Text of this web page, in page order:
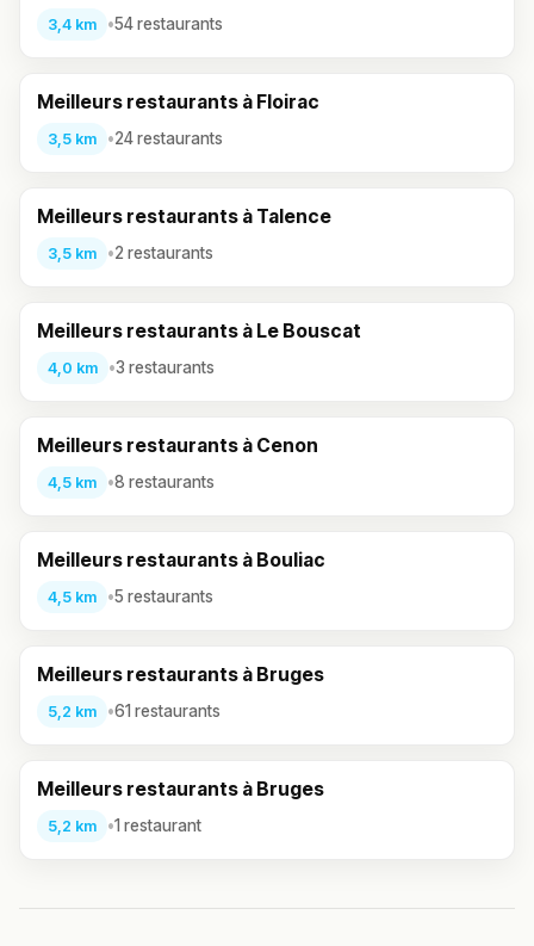
3,4 km •54 restaurants
Meilleurs restaurants à Floirac
3,5 km •24 restaurants
Meilleurs restaurants à Talence
3,5 km •2 restaurants
Meilleurs restaurants à Le Bouscat
4,0 km •3 restaurants
Meilleurs restaurants à Cenon
4,5 km •8 restaurants
Meilleurs restaurants à Bouliac
4,5 km •5 restaurants
Meilleurs restaurants à Bruges
5,2 km •61 restaurants
Meilleurs restaurants à Bruges
5,2 km •1 restaurant